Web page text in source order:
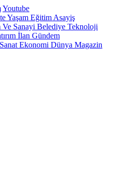
Youtube
Yaşam Eğitim Asayiş
Ve Sanayi Belediye Teknoloji
İlan Gündem
Ekonomi Dünya Magazin